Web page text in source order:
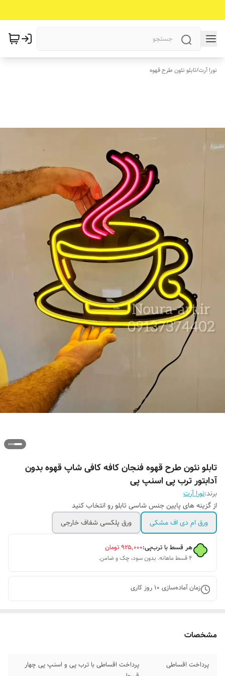
نورا آرت/تابلو نئون طرح قهوه
تابلو نئون طرح قهوه فنجان کافه کافی شاپ قهوه بدون
آدابتور ترب پی اسنپ پی
برند:نورا آرت
از گزینه های پایین جنس شاسی تابلو رو انتخاب کنید
ورق ام دی اف مشکی
ورق پلکسی شفاف خارجی
هر قسط با ترب‌پی:۹۲۵٬۰۰۰تومان
۴ قسط ماهانه. بدون سود، چک و ضامن.
زمان آماده‌سازی 10روز کاری
مشخصات
پرداخت اقساطی
پرداخت اقساطی با ترب پی و اسنپ پی چهار